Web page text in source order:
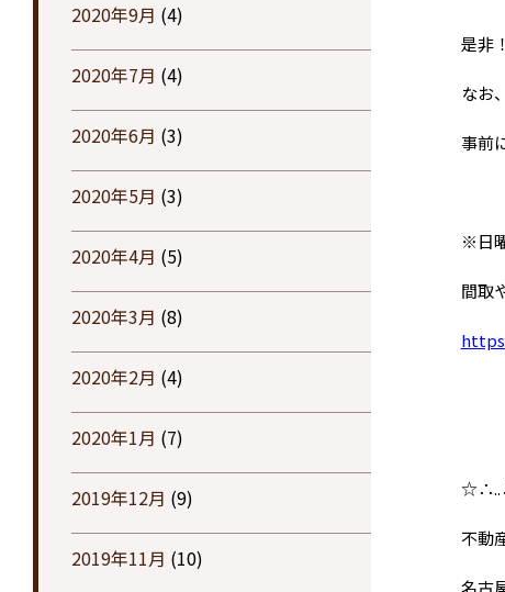
是非
なお
事前
※日
間取
不動
名古
2020年9月 (4)
2020年7月 (4)
2020年6月 (3)
2020年5月 (3)
2020年4月 (5)
2020年3月 (8)
2020年2月 (4)
2020年1月 (7)
2019年12月 (9)
2019年11月 (10)